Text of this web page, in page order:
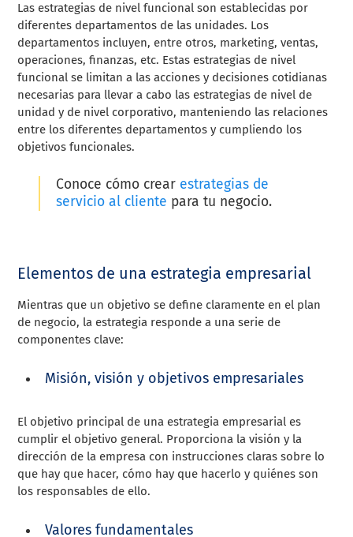
Las estrategias de nivel funcional son establecidas por
diferentes departamentos de las unidades. Los
departamentos incluyen, entre otros, marketing, ventas,
operaciones, finanzas, etc. Estas estrategias de nivel
funcional se limitan a las acciones y decisiones cotidianas
necesarias para llevar a cabo las estrategias de nivel de
unidad y de nivel corporativo, manteniendo las relaciones
entre los diferentes departamentos y cumpliendo los
objetivos funcionales.
Conoce cómo crear estrategias de
servicio al cliente para tu negocio.
Elementos de una estrategia empresarial
Mientras que un objetivo se define claramente en el plan
de negocio, la estrategia responde a una serie de
componentes clave:
Misión, visión y objetivos empresariales
El objetivo principal de una estrategia empresarial es
cumplir el objetivo general. Proporciona la visión y la
dirección de la empresa con instrucciones claras sobre lo
que hay que hacer, cómo hay que hacerlo y quiénes son
los responsables de ello.
Valores fundamentales